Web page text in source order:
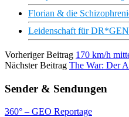
Florian & die
Leidenschaft für
Vorheriger Beitrag 170 km/h
Nächster Beitrag The War: Der
Sender & Sendungen
360° – GEO Reportage